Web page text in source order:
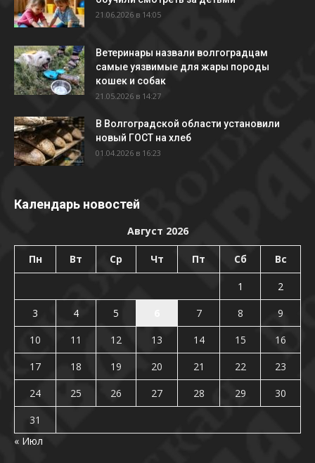
21.06.2026 в 14:05
Ветеринары назвали волгоградцам
самые уязвимые для жары породы
кошек и собак
21.05.2026 в 14:27
В Волгоградской области установили
новый ГОСТ на хлеб
01.04.2026 в 16:23
Календарь новостей
Август 2026
Пн Вт Ср Чт Пт Сб Вс
1
2
3
4 5 7 8
9
10
11 12 13 14 15
16
17
18 19 20 21 22
23
24
25 26 27 28 29
30
31
« Июл